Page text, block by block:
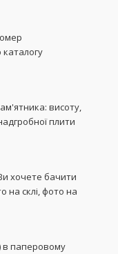
висоту,
плити
хочете бачити
на склі, фото на
в паперовому